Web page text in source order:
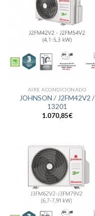
AIRE ACONDICIONADO
JOHNSON / J2FM42V2 /
13201
1.070,85€